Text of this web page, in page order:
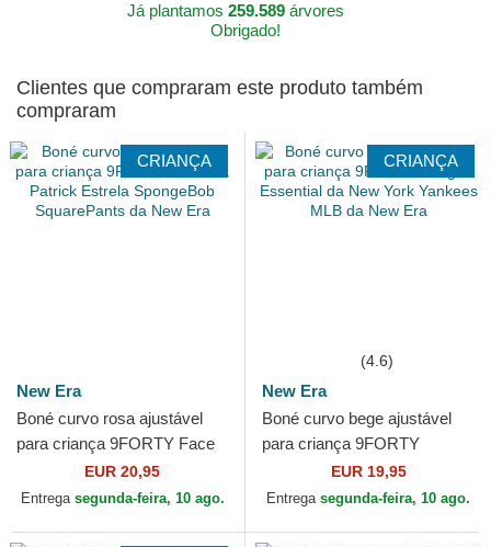
Já plantamos 259.589árvores
Obrigado!
Clientes que compraram este produto também
compraram
CRIANÇA
New Era
Boné curvo rosa ajustável
para criança 9FORTY Face
da Patrick Estrela
SpongeBob SquarePants
EUR 20,95
Entrega segunda-feira, 10 ago.
CRIANÇA
(4.6)
New Era
Boné curvo bege ajustável
para criança 9FORTY
League Essential da New
York Yankees MLB da New
EUR 19,95
Entrega segunda-feira, 10 ago.